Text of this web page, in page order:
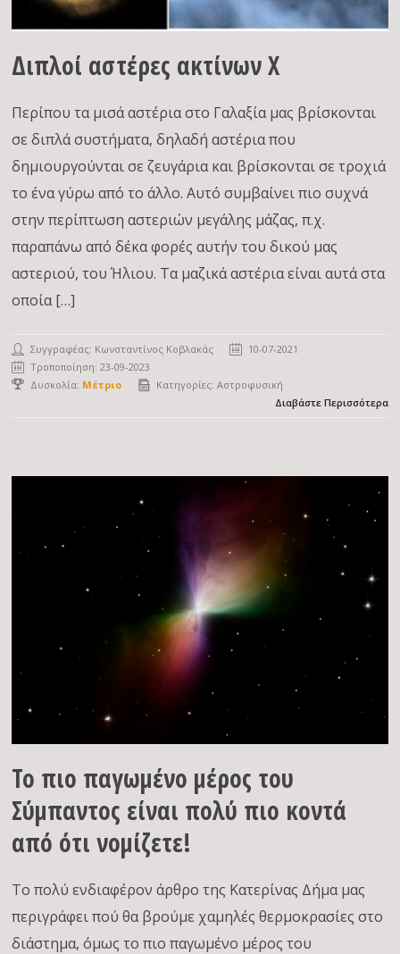
Διπλοί αστέρες ακτίνων Χ
Περίπου τα μισά αστέρια στο Γαλαξία μας βρίσκονται
σε διπλά συστήματα, δηλαδή αστέρια που
δημιουργούνται σε ζευγάρια και βρίσκονται σε τροχιά
το ένα γύρω από το άλλο. Αυτό συμβαίνει πιο συχνά
στην περίπτωση αστεριών μεγάλης μάζας, π.χ.
παραπάνω από δέκα φορές αυτήν του δικού μας
αστεριού, του Ήλιου. Τα μαζικά αστέρια είναι αυτά στα
οποία […]
Συγγραφέας: Κωνσταντίνος Κοβλακάς
10-07-2021
Τροποποίηση: 23-09-2023
Δυσκολία: Μέτριο Κατηγορίες:Αστροφυσική
Διαβάστε Περισσότερα
Το πιο παγωμένο μέρος του
Σύμπαντος είναι πολύ πιο κοντά
από ότι νομίζετε!
Το πολύ ενδιαφέρον άρθρο της Κατερίνας Δήμα μας
περιγράφει πού θα βρούμε χαμηλές θερμοκρασίες στο
διάστημα, όμως το πιο παγωμένο μέρος του